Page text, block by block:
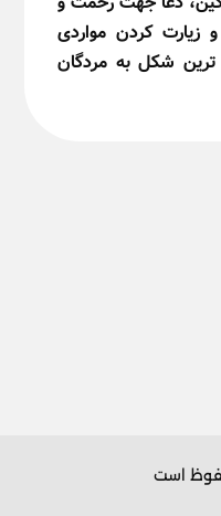
زیارت کردن مواردی
شکل به مردگان
است